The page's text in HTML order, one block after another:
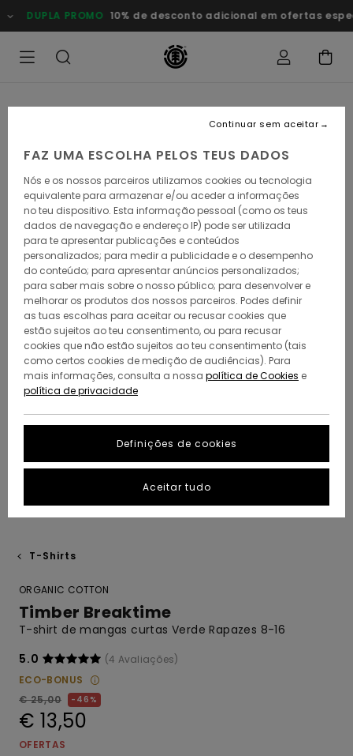
para
a
DUPLA PROMO 10% de desconto adicional em ofertas
T-Shirts
ORGANIC COTTON
Timber Breaktime
T-shirt de mangas curtas Verde Rapazes 8-16
5.0
(4 Avaliações)
ECO-BONUS
€ 25,00
46%
€ 13,50
OFERTAS
FAZ UMA ESCOLHA PELOS TEUS DADOS
Nós e os nossos parceiros utilizamos cookies ou tecnologia
equivalente para armazenar e/ou aceder a informações
no teu dispositivo. Esta informação pessoal (como os teus
dados de navegação e endereço IP) pode ser utilizada
para te apresentar publicações e conteúdos
personalizados; para medir a publicidade e o desempenho
do conteúdo; para apresentar anúncios personalizados;
para saber mais sobre o nosso público; para desenvolver e
melhorar os produtos dos nossos parceiros. Podes definir
as tuas escolhas para aceitar ou recusar cookies que
estão sujeitos ao teu consentimento, ou para recusar
cookies que não estão sujeitos ao teu consentimento (tais
como certos cookies de medição de audiências). Para
mais informações, consulta a nossa política de Cookies e
política de privacidade
Definições de cookies
Continuar sem aceitar
Aceitar tudo